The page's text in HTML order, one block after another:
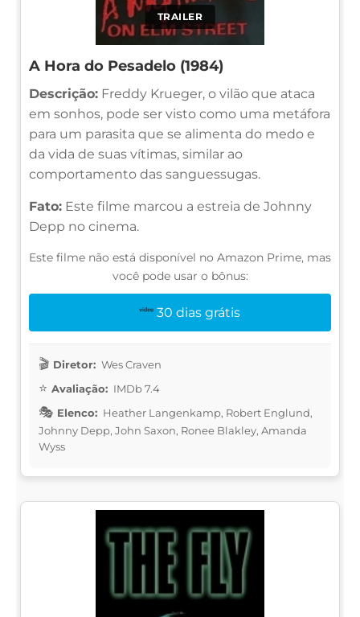
TRAILER
A Hora do Pesadelo (1984)
Descrição: Freddy Krueger, o vilão que ataca
em sonhos, pode ser visto como uma metáfora
para um parasita que se alimenta do medo e
da vida de suas vítimas, similar ao
comportamento das sanguessugas.
Fato: Este filme marcou a estreia de Johnny
Depp no cinema.
Este filme não está disponível no Amazon Prime, mas
você pode usar o bônus:
30 dias grátis
Diretor: Wes Craven
Avaliação: IMDb 7.4
Elenco: Heather Langenkamp, Robert Englund,
Johnny Depp, John Saxon, Ronee Blakley, Amanda
Wyss